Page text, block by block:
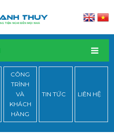
CÔNG
TRÌNH
VÀ
KHÁCH
HÀNG
TIN TỨC LIÊN HỆ